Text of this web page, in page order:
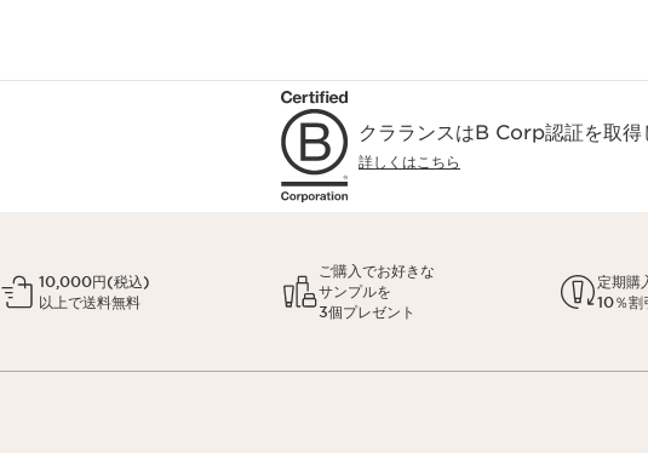
クラランスはB Corp認証を取得
詳しくはこちら
10,000円(税込)
以上で送料無料
ご購入でお好きな
サンプルを
3個プレゼント
定期購
10％割